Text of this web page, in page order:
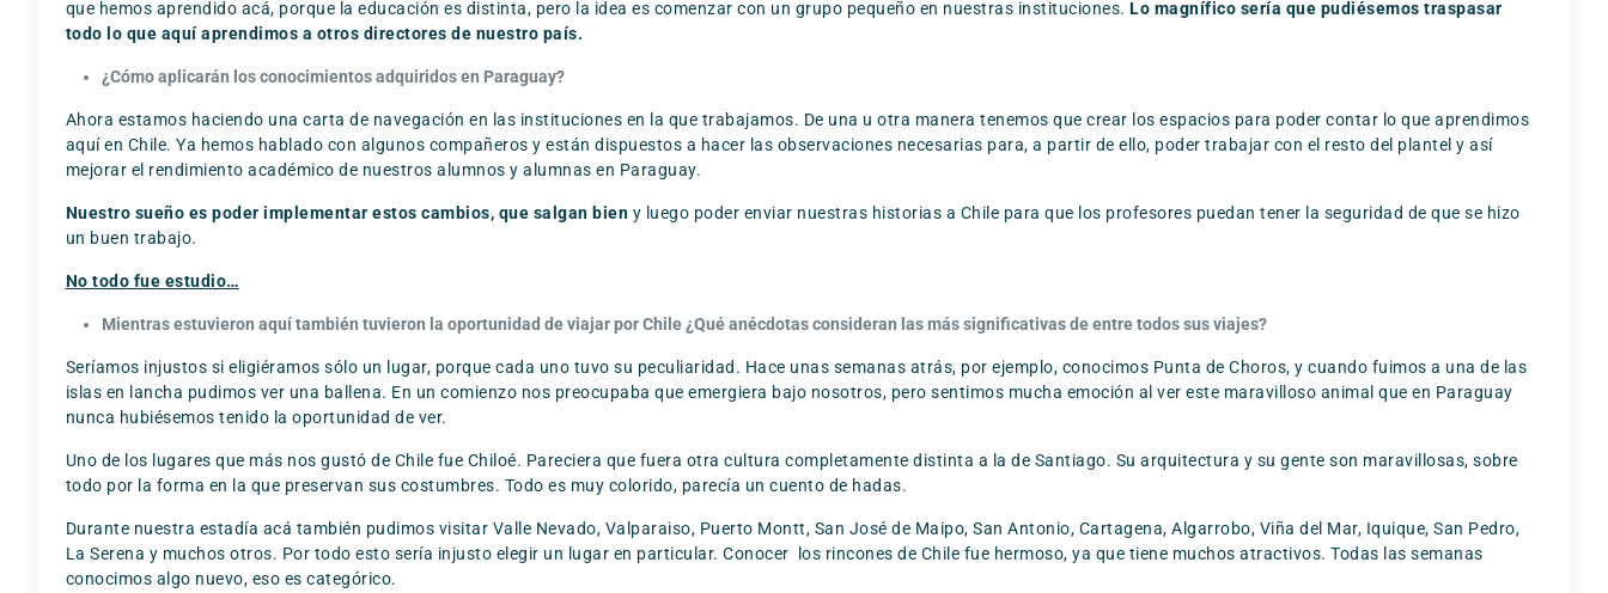
que hemos aprendido acá, porque la educación es distinta, pero la idea es comenzar con un grupo pequeño en nuestras instituciones.Lo magnífico sería que pudiésemos traspasar
todo lo que aquí aprendimos a otros directores de nuestro país.
¿Cómo aplicarán los conocimientos adquiridos en Paraguay?
Ahora estamos haciendo una carta de navegación en las instituciones en la que trabajamos. De una u otra manera tenemos que crear los espacios para poder contar lo que aprendimos
aquí en Chile. Ya hemos hablado con algunos compañeros y están dispuestos a hacer las observaciones necesarias para, a partir de ello, poder trabajar con el resto del plantel y así
mejorar el rendimiento académico de nuestros alumnos y alumnas en Paraguay.
Nuestro sueño es poder implementar estos cambios, que salgan bien y luego poder enviar nuestras historias a Chile para que los profesores puedan tener la seguridad de que se hizo
un buen trabajo.
No todo fue estudio…
Mientras estuvieron aquí también tuvieron la oportunidad de viajar por Chile ¿Qué anécdotas consideran las más significativas de entre todos sus viajes?
Seríamos injustos si eligiéramos sólo un lugar, porque cada uno tuvo su peculiaridad. Hace unas semanas atrás, por ejemplo, conocimos Punta de Choros, y cuando fuimos a una de las
islas en lancha pudimos ver una ballena. En un comienzo nos preocupaba que emergiera bajo nosotros, pero sentimos mucha emoción al ver este maravilloso animal que en Paraguay
nunca hubiésemos tenido la oportunidad de ver.
Uno de los lugares que más nos gustó de Chile fue Chiloé. Pareciera que fuera otra cultura completamente distinta a la de Santiago. Su arquitectura y su gente son maravillosas, sobre
todo por la forma en la que preservan sus costumbres. Todo es muy colorido, parecía un cuento de hadas.
Durante nuestra estadía acá también pudimos visitar Valle Nevado, Valparaiso, Puerto Montt, San José de Maipo, San Antonio, Cartagena, Algarrobo, Viña del Mar, Iquique, San Pedro,
La Serena y muchos otros. Por todo esto sería injusto elegir un lugar en particular. Conocer los rincones de Chile fue hermoso, ya que tiene muchos atractivos. Todas las semanas
conocimos algo nuevo, eso es categórico.